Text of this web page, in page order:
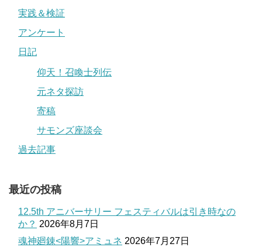
実践＆検証
アンケート
日記
仰天！召喚士列伝
元ネタ探訪
寄稿
サモンズ座談会
過去記事
最近の投稿
12.5th アニバーサリー フェスティバルは引き時なの
か？ 2026年8月7日
魂神廻錬<陽響>アミュネ 2026年7月27日